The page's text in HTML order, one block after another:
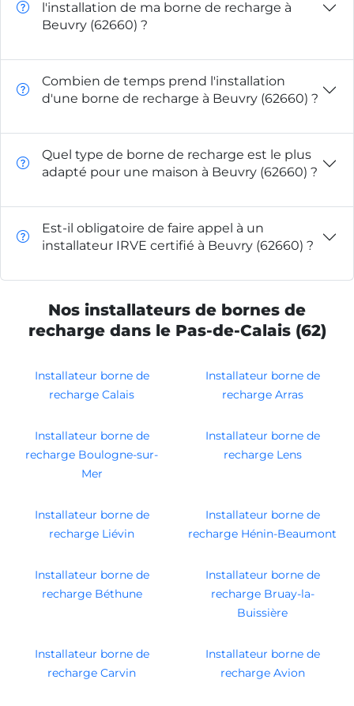
l'installation de ma borne de recharge à
Beuvry (62660) ?
Combien de temps prend l'installation
d'une borne de recharge à Beuvry (62660) ?
Quel type de borne de recharge est le plus
adapté pour une maison à Beuvry (62660) ?
Est-il obligatoire de faire appel à un
installateur IRVE certifié à Beuvry (62660) ?
Nos installateurs de bornes de
recharge dans le Pas-de-Calais (62)
Installateur borne de
recharge Calais
Installateur borne de
recharge Arras
Installateur borne de
recharge Boulogne-sur-
Mer
Installateur borne de
recharge Lens
Installateur borne de
recharge Liévin
Installateur borne de
recharge Hénin-Beaumont
Installateur borne de
recharge Béthune
Installateur borne de
recharge Bruay-la-
Buissière
Installateur borne de
recharge Carvin
Installateur borne de
recharge Avion